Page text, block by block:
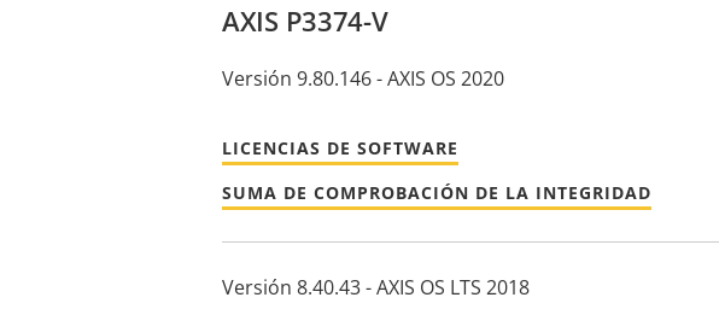
AXIS P3374-V
Versión 9.80.146 - AXIS OS 2020
LICENCIAS DE SOFTWARE
SUMA DE COMPROBACIÓN DE LA INTEGRIDAD
Versión 8.40.43 - AXIS OS LTS 2018